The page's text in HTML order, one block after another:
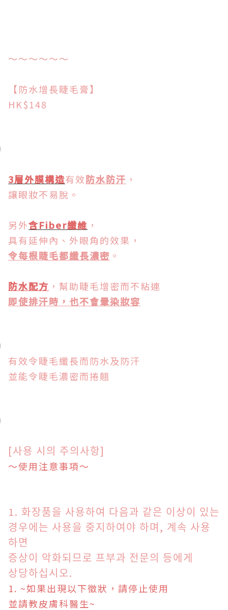
～～～～～～
【防水增長睫毛膏】
HK$148
3層外膜構造有效防水防汗 ，
讓眼妝不易脫。
另外含Fiber纖維 ，
具有延伸內、外眼角的效果，
令每根睫毛都纖長濃密 。
防水配方 ，幫助睫毛增密而不粘連
即使排汗時，也不會暈染妝容
有效令睫毛纖長而防水及防汗
並能令睫毛濃密而捲翹
[사용 시의 주의사항]
～使用注意事項～
1. 화장품을 사용하여 다음과 같은 이상이 있는
경우에는 사용을 중지하여야 하며, 계속 사용
하면
증상이 악화되므로 프부과 전문의 등에게
상당하십시오.
1. ~如果出現以下徵狀，請停止使用
並請教皮膚科醫生~